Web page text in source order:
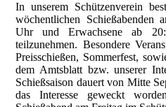
In unserem Schützenverein
wöchentlichen Schießabenden
Uhr und Erwachsene ab
teilzunehmen. Besondere
Preisschießen, Sommerfest,
dem Amtsblatt bzw. unserer
Schießsaison dauert von Mitte
das Interesse geweckt